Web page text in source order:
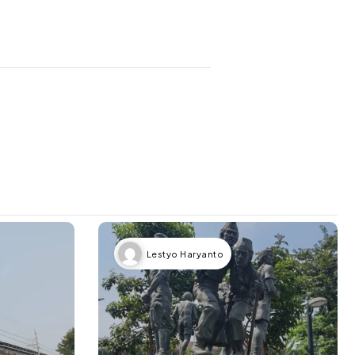
Lestyo Haryanto